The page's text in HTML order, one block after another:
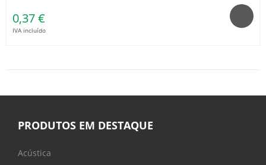
0,37 €
IVA incluído
PRODUTOS EM DESTAQUE
Acústica